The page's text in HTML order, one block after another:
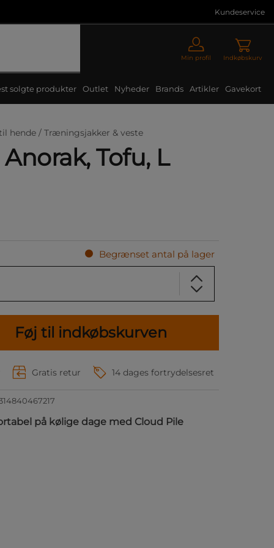
Kundeservice
Min profil Indkøbskurv
solgte produkter Outlet Nyheder Brands Artikler Gavekort
hende / Træningsjakker & veste
Tofu, L
Begrænset antal på lager
Føj til indkøbskurven
Gratis retur 14 dages fortrydelsesret
på kølige dage med Cloud Pile